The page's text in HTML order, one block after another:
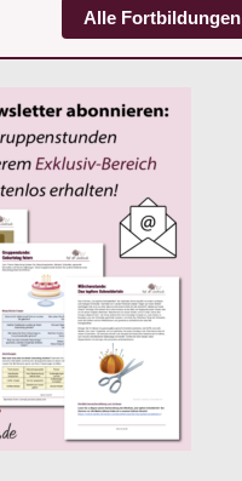
Alle Fortbildungen